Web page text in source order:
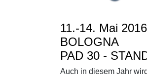
11.-14. Mai 2016
BOLOGNA
PAD 30 -
Auch in diesem Jahr